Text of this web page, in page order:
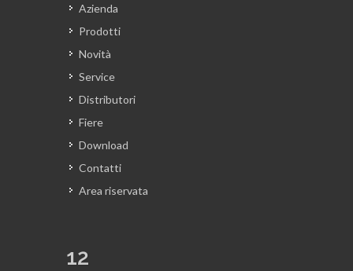
Azienda
Prodotti
Novità
Service
Distributori
Fiere
Download
Contatti
Area riservata
12